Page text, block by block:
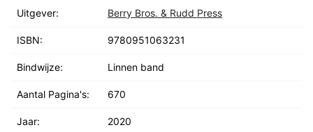
Uitgever: Berry Bros. & Rudd Press
ISBN: 9780951063231
Bindwijze: Linnen band
Aantal Pagina's: 670
Jaar: 2020